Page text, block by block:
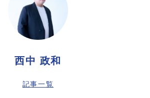
西中 政和
記事一覧